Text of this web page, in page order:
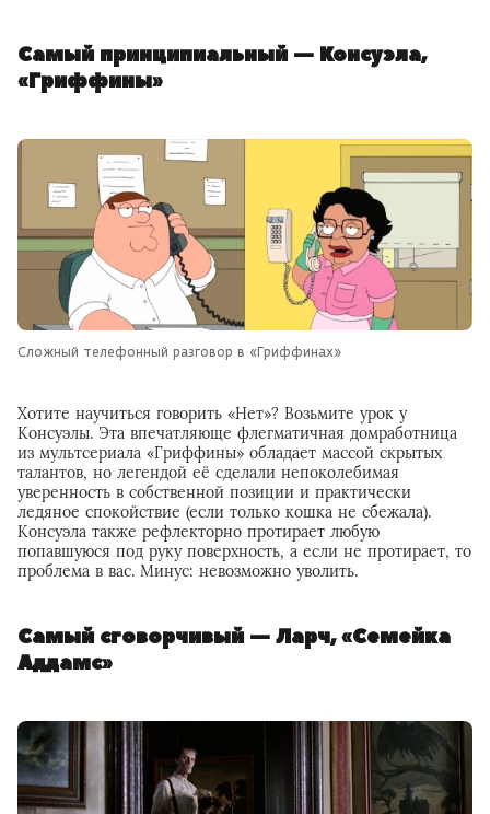
Самый принципиальный — Консуэла,
«Гриффины»
Сложный телефонный разговор в «Гриффинах»
Хотите научиться говорить «Нет»? Возьмите урок у
Консуэлы. Эта впечатляюще флегматичная домработница
из мультсериала «Гриффины» обладает массой скрытых
талантов, но легендой её сделали непоколебимая
уверенность в собственной позиции и практически
ледяное спокойствие (если только кошка не сбежала).
Консуэла также рефлекторно протирает любую
попавшуюся под руку поверхность, а если не протирает, то
проблема в вас. Минус: невозможно уволить.
Самый сговорчивый — Ларч, «Семейка
Аддамс»